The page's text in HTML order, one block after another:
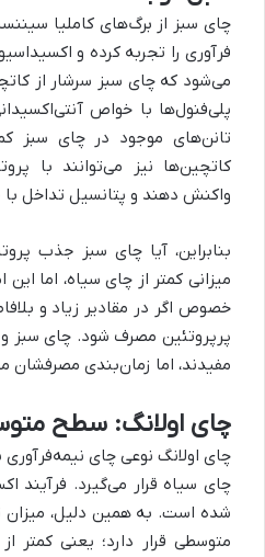
چای سبز از برگ‌های کاملیا
فرآوری را تجربه کرده و
می‌شود که چای سبز سرشار از
پلی‌فنول‌ها با خواص
تانن‌های موجود در چای سبز
کاتچین‌ها نیز می‌توانند با
واکنش دهند و پتانسیل تداخل با
بنابراین، آیا چای سبز جذب
میزانی کمتر از چای سیاه، اما
خصوص اگر در مقادیر زیاد و
پرپروتئین مصرف شود. چای سبز و
مفیدند، اما زمان‌بندی مصرفشان
چای اولانگ: سطح
چای اولانگ نوعی چای
چای سیاه قرار می‌گیرد. فرآیند
شده است. به همین دلیل، میزان
متوسطی قرار دارد؛ یعنی کمتر